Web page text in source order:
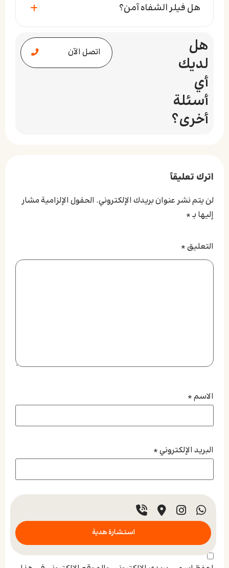
هل فيلر الشفاه آمن؟
اتصل الآن
هل
لديك
أي
أسئلة
أخرى؟
اترك تعليقاً
لن يتم نشر عنوان بريدك الإلكتروني. الحقول الإلزامية مشار
إليها بـ*
التعليق*
الاسم*
البريد الإلكتروني*
الموقع الإلكتروني
استشارة هدية